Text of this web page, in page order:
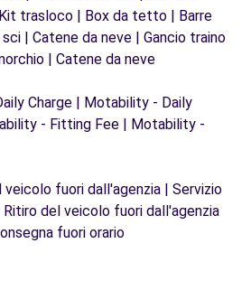
trasloco | Box da tetto | Barre
| Catene da neve | Gancio traino
| Catene da neve
Charge | Motability - Daily
- Fitting Fee | Motability -
veicolo fuori dall'agenzia | Servizio
del veicolo fuori dall'agenzia
fuori orario